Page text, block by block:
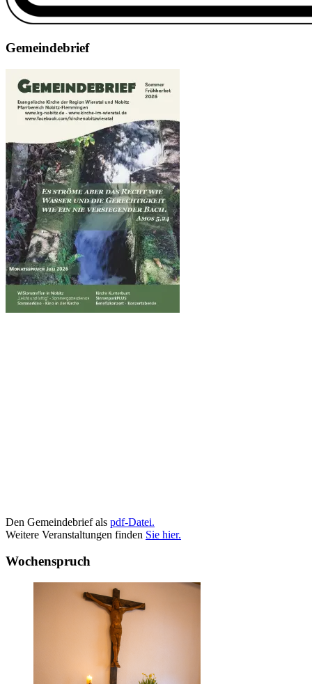
Gemeindebrief
Den Gemeindebrief als pdf-Datei.
Weitere Veranstaltungen finden Sie hier.
Wochenspruch